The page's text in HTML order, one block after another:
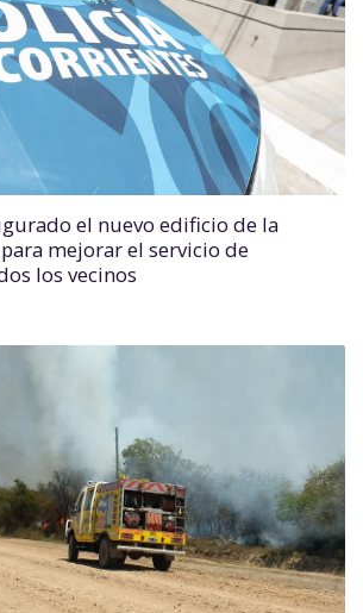
el nuevo edificio de la
mejorar el servicio de
los vecinos